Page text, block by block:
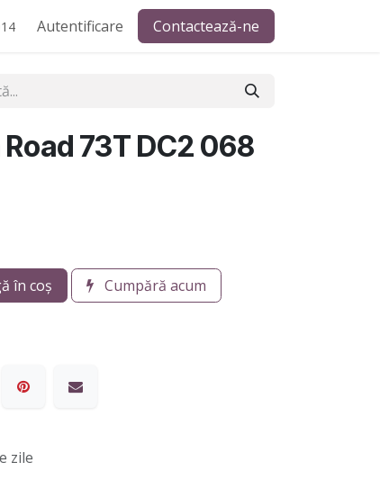
Autentificare Contactează-ne
Road 73T DC2 068
în coș Cumpără acum
zile